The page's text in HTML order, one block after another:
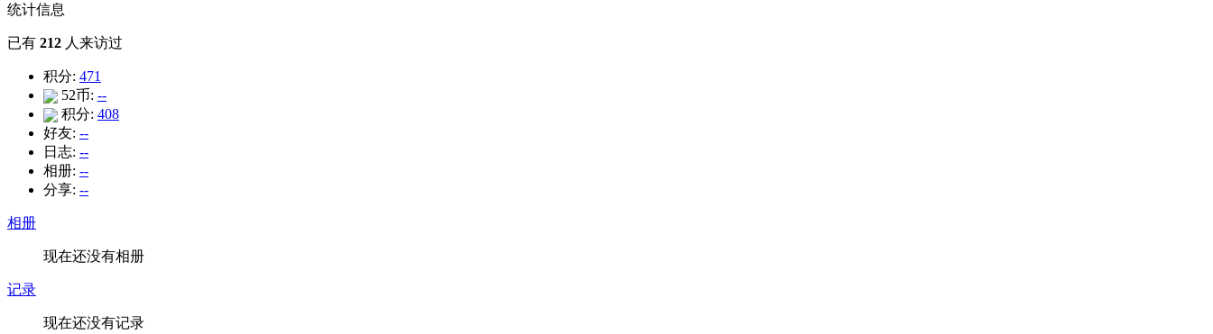
统计信息
已有 212 人来访过
积分: 471
52币: --
积分: 408
好友: --
日志: --
相册: --
分享: --
相册
现在还没有相册
记录
现在还没有记录